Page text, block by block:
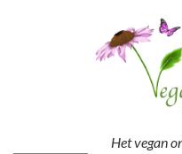
Het vegan